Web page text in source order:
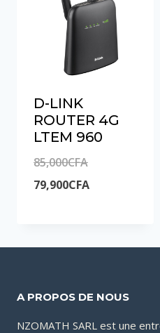
D-LINK
ROUTER 4G
LTEM 960
85,000CFALe
prix
85,000CFA.
79,900CFALe
est :
A PROPOS DE NOUS
NZOMATH SARL est une